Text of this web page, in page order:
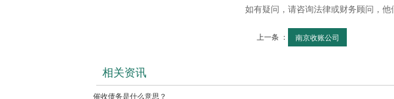
如有疑问，请咨询法律或财务顾问，他
上一条 ： 南京收账公司
相关资讯
催收债务是什么意思？